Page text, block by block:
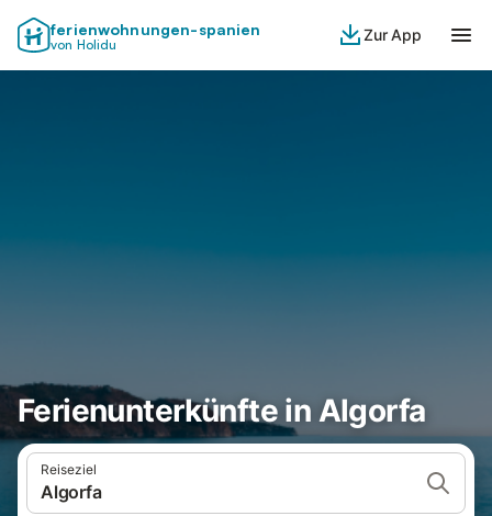
ferienwohnungen-spanien
von Holidu
Zur App
Ferienunterkünfte in Algorfa
Reiseziel
Algorfa